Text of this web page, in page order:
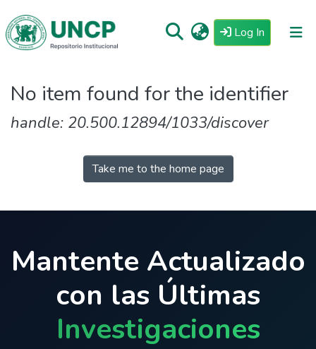
Log In (current)
Repositorio
Estadisticas
No item found for the identifier
handle: 20.500.12894/1033/discover
Take me to the home page
Mantente Actualizado
con las Últimas
Investigaciones